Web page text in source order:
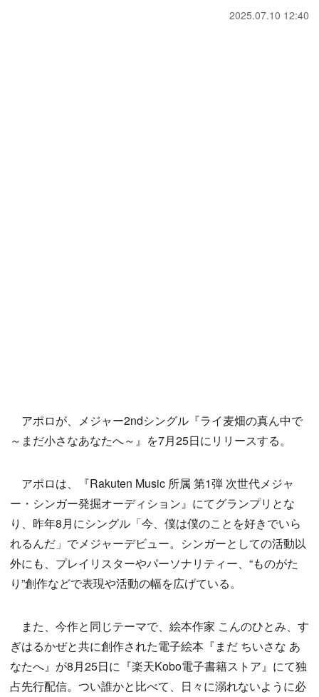
2025.07.10 12:40
アポロが、メジャー2ndシングル『ライ麦畑の真ん中で
～まだ小さなあなたへ～』を7月25日にリリースする。
アポロは、『Rakuten Music 所属 第1弾 次世代メジャ
ー・シンガー発掘オーディション』にてグランプリとな
り、昨年8月にシングル「今、僕は僕のことを好きでいら
れるんだ」でメジャーデビュー。シンガーとしての活動以
外にも、プレイリスターやパーソナリティー、“ものがた
り”創作などで表現や活動の幅を広げている。
また、今作と同じテーマで、絵本作家 こんのひとみ、す
ぎはるかぜと共に創作された電子絵本『まだ ちいさな あ
なたへ』が8月25日に『楽天Kobo電子書籍ストア』にて独
占先行配信。つい誰かと比べて、日々に溺れないように必